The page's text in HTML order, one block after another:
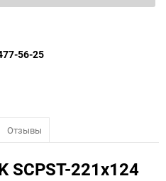
56-25
Отзывы
SCPST-221x124